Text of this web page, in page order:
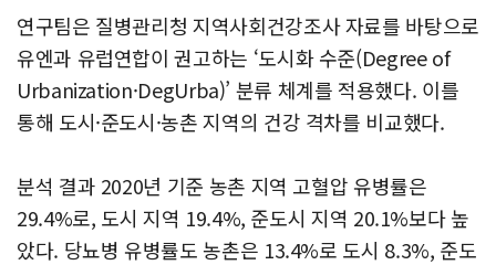
연구팀은 질병관리청 지역사회건강조사 자료를 바탕으로
유엔과 유럽연합이 권고하는 ‘도시화 수준(Degree of
Urbanization·DegUrba)’ 분류 체계를 적용했다. 이를
통해 도시·준도시·농촌 지역의 건강 격차를 비교했다.
분석 결과 2020년 기준 농촌 지역 고혈압 유병률은
29.4%로, 도시 지역 19.4%, 준도시 지역 20.1%보다 높
았다. 당뇨병 유병률도 농촌은 13.4%로 도시 8.3%, 준도